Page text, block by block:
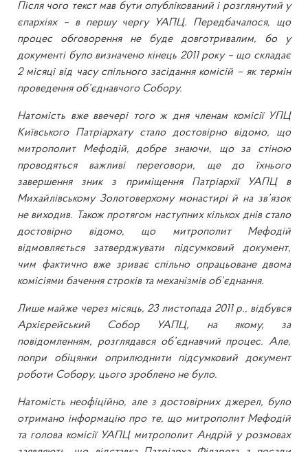
Після чого текст мав бути опублікований і розглянутий у
єпархіях – в першу чергу УАПЦ. Передбачалося, що
процес обговорення не буде довготривалим, бо у
документі було визначено кінець 2011 року – що складає
2 місяці від часу спільного засідання комісій – як термін
проведення об’єднавчого Собору.
Натомість вже ввечері того ж дня членам комісії УПЦ
Київського Патріархату стало достовірно відомо, що
митрополит Мефодій, добре знаючи, що за стіною
проводяться важливі переговори, ще до їхнього
завершення зник з приміщення Патріархії УАПЦ в
Михайлівському Золотоверхому монастирі й на зв’язок
не виходив. Також протягом наступних кількох днів стало
достовірно відомо, що митрополит Мефодій
відмовляється затверджувати підсумковий документ,
чим фактично вже зриває спільно опрацьоване двома
комісіями бачення строків та механізмів об’єднання.
Лише майже через місяць, 23 листопада 2011 р., відбувся
Архієрейський Собор УАПЦ, на якому, за
повідомленням, розглядався об’єднавчий процес. Але,
попри обіцянки оприлюднити підсумковий документ
роботи Собору, цього зроблено не було.
Натомість неофіційно, але з достовірних джерел, було
отримано інформацію про те, що митрополит Мефодій
та голова комісії УАПЦ митрополит Андрій у розмовах